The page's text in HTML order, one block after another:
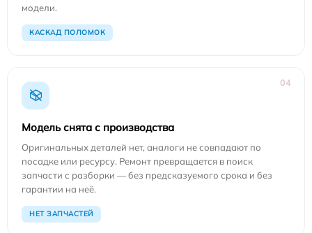
модели.
КАСКАД ПОЛОМОК
04
Модель снята с производства
Оригинальных деталей нет, аналоги не совпадают по
посадке или ресурсу. Ремонт превращается в поиск
запчасти с разборки — без предсказуемого срока и без
гарантии на неё.
НЕТ ЗАПЧАСТЕЙ